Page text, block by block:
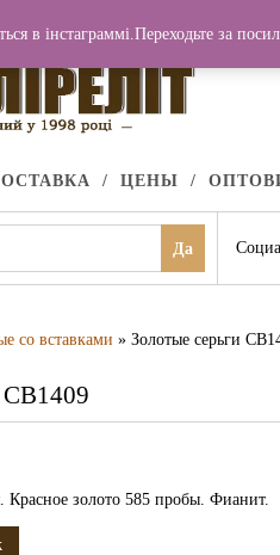
ЦЕНЫ
Да
со вставками » Золотые серьги
СВ1409
Красное золото 585 пробы. Фианит.
в інстаграммі.Переходьте за